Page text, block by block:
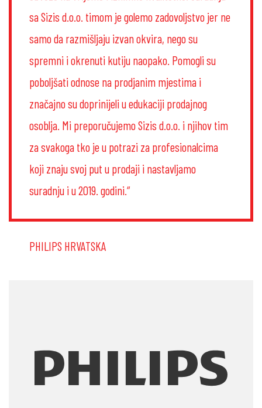
sa Sizis d.o.o. timom je golemo zadovoljstvo jer ne
samo da razmišljaju izvan okvira, nego su
spremni i okrenuti kutiju naopako. Pomogli su
poboljšati odnose na prodjanim mjestima i
značajno su doprinijeli u edukaciji prodajnog
osoblja. Mi preporučujemo Sizis d.o.o. i njihov tim
za svakoga tko je u potrazi za profesionalcima
koji znaju svoj put u prodaji i nastavljamo
suradnju i u 2019. godini.“
PHILIPS HRVATSKA